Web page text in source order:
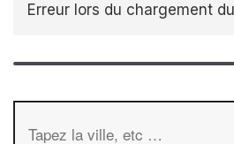
Erreur lors du chargement